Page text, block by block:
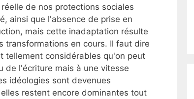
de nos protections sociales
ainsi que l'absence de prise en
mais cette inadaptation résulte
transformations en cours. Il faut dire
tellement considérables qu'on peut
de l'écriture mais à une vitesse
idéologies sont devenues
restent encore dominantes tout